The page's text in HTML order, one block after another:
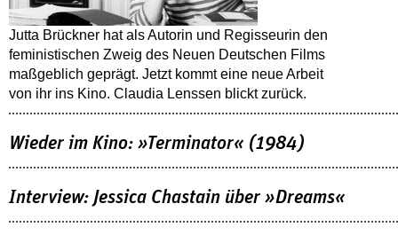
Jutta Brückner hat als Autorin und Regisseurin den
feministischen Zweig des Neuen Deutschen Films
maßgeblich geprägt. Jetzt kommt eine neue Arbeit
von ihr ins Kino. Claudia Lenssen blickt zurück.
Wieder im Kino: »Terminator« (1984)
Interview: Jessica Chastain über »Dreams«